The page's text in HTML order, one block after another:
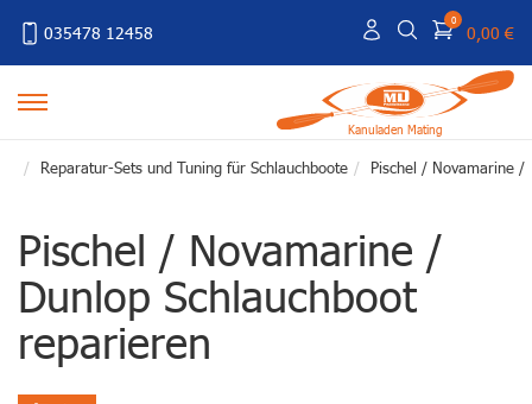
035478 12458
0
0,00 €
Kanuladen Mating
Reparatur-Sets und Tuning für Schlauchboote Pischel / Novamarine /
Pischel / Novamarine /
Dunlop Schlauchboot
reparieren